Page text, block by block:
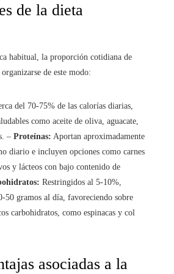
de la dieta
habitual, la proporción cotidiana de
de este modo:
del 70-75% de las calorías diarias,
como aceite de oliva, aguacate,
– Proteínas: Aportan aproximadamente
diario e incluyen opciones como carnes
y lácteos con bajo contenido de
Restringidos al 5-10%,
50 gramos al día, favoreciendo sobre
carbohidratos, como espinacas y col
asociadas a la